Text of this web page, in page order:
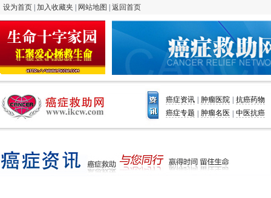
设为首页 加入收藏夹 网站地图 返回首页
癌症资讯 肿瘤医院
抗癌药物
癌症专题 | 肿瘤名医 | 中医抗癌